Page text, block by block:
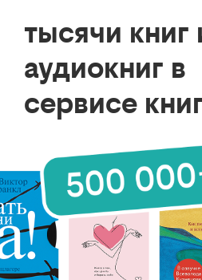
тысячи книг
аудиокниг в
сервисе